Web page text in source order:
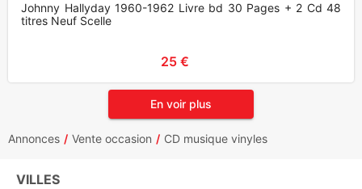
Johnny Hallyday 1960-1962 Livre bd 30 Pages + 2 Cd 48
titres Neuf Scelle
25 €
En voir plus
Annonces Vente occasion CD musique vinyles
VILLES